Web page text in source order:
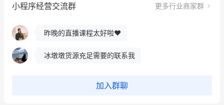
小程序经营交流群 更多行业商家群
餐饮也得靠私域和服务提高竞争力
昨晚的直播课程太好啦❤️
冰墩墩货源充足需要的联系我
加入群聊